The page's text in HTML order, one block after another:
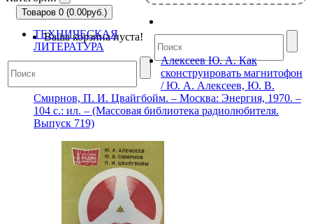
Товаров 0 (0.00руб.)
Ваша корзина пуста!
ТЕХНИЧЕСКАЯ
ЛИТЕРАТУРА
Алексеев Ю. А. Как
сконструировать магнитофон
/ Ю. А. Алексеев, Ю. В.
Смирнов, П. И. Цвайгбойм. – Москва: Энергия, 1970. –
104 с.: ил. – (Массовая библиотека радиолюбителя.
Выпуск 719)